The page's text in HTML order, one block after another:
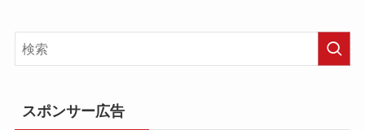
スポンサー広告